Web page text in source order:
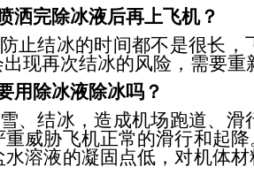
洒完除冰液后再上飞机？
结冰的时间都不是很长，
现再次结冰的风险，需要
用除冰液除冰吗？
结冰，造成机场跑道、滑
威胁飞机正常的滑行和起
溶液的凝固点低，对机体